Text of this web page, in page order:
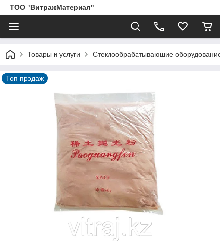
ТОО "ВитражМатериал"
Товары и услуги Стеклообрабатывающие
Топ продаж